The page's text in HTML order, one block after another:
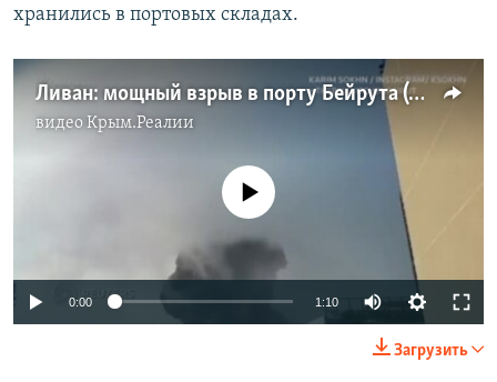
хранились в портовых складах.
Ливан: мощный взрыв в порту Бейрута (видео)
видео Крым.Реалии
No media source currently available
0:00 1:10
240p
Загрузить